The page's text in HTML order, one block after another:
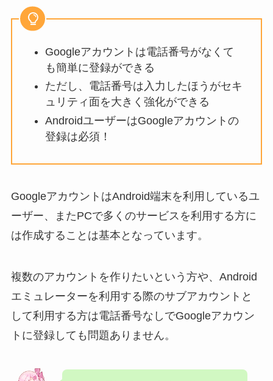
Googleアカウントは電話番号がなくて
も簡単に登録ができる
ただし、電話番号は入力したほうがセキ
ュリティ面を大きく強化ができる
AndroidユーザーはGoogleアカウントの
登録は必須！
GoogleアカウントはAndroid端末を利用しているユ
ーザー、またPCで多くのサービスを利用する方に
は作成することは基本となっています。
複数のアカウントを作りたいという方や、Android
エミュレーターを利用する際のサブアカウントと
して利用する方は電話番号なしでGoogleアカウン
トに登録しても問題ありません。